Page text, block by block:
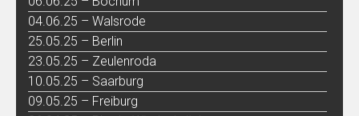
04.06.25 – Walsrode
25.05.25 – Berlin
23.05.25 – Zeulenroda
10.05.25 – Saarburg
09.05.25 – Freiburg